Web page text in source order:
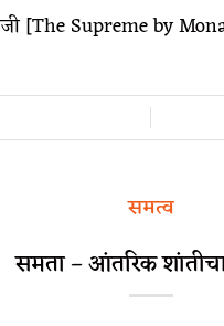
[The Supreme by
समत्व
समता – आंतरिक